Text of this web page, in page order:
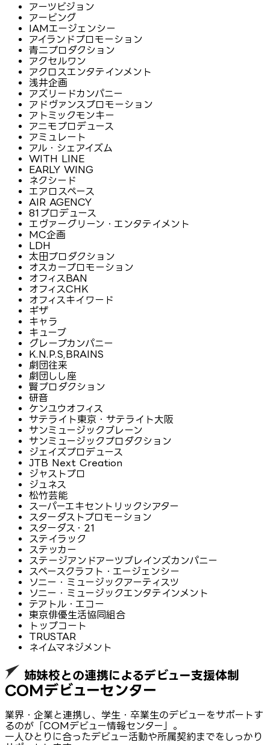
アーツビジョン
アービング
IAMエージェンシー
アイランドプロモーション
青二プロダクション
アクセルワン
アクロスエンタテインメント
浅井企画
アズリードカンパニー
アドヴァンスプロモーション
アトミックモンキー
アニモプロデュース
アミュレート
アル・シェアイズム
WITH LINE
EARLY WING
ネクシード
エアロスペース
AIR AGENCY
81プロデュース
エヴァーグリーン・エンタテイメント
MC企画
LDH
太田プロダクション
オスカープロモーション
オフィスBAN
オフィスCHK
オフィスキイワード
ギザ
キャラ
キューブ
グレープカンパニー
K.N.P.S,BRAINS
劇団往来
劇団しし座
賢プロダクション
研音
ケンユウオフィス
サテライト東京・サテライト大阪
サンミュージックブレーン
サンミュージックプロダクション
ジェイズプロデュース
JTB Next Creation
ジャストプロ
ジュネス
松竹芸能
スーパーエキセントリックシアター
スターダストプロモーション
スターダス・21
ステイラック
ステッカー
ステージアンドアーツブレインズカンパニー
スペースクラフト・エージェンシー
ソニー・ミュージックアーティスツ
ソニー・ミュージックエンタテインメント
テアトル・エコー
東京俳優生活協同組合
トップコート
TRUSTAR
ネイムマネジメント
姉妹校との連携によるデビュー支援体制
COMデビューセンター
業界・企業と連携し、学生・卒業生のデビューをサポートす
るのが「COMデビュー情報センター」。
一人ひとりに合ったデビュー活動や所属契約までをしっかり